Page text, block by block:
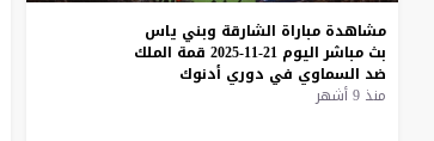
مشاهدة مباراة الشارقة وبني ياس
بث مباشر اليوم 21-11-2025 قمة الملك
ضد السماوي في دوري أدنوك
منذ 9 أشهر